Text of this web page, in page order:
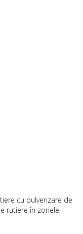
cu pulverizare de
rutiere în zonele